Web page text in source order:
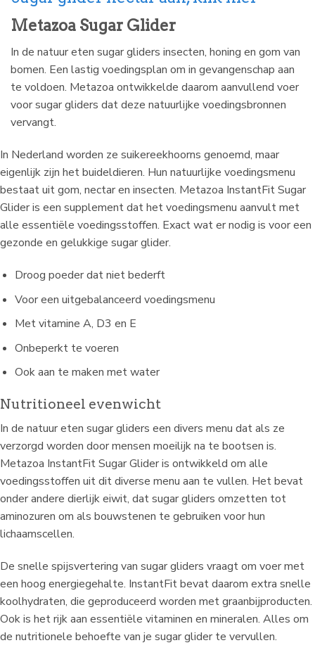
Metazoa Sugar Glider
In de natuur eten sugar gliders insecten, honing en gom van
bomen. Een lastig voedingsplan om in gevangenschap aan
te voldoen. Metazoa ontwikkelde daarom aanvullend voer
voor sugar gliders dat deze natuurlijke voedingsbronnen
vervangt.
In Nederland worden ze suikereekhoorns genoemd, maar
eigenlijk zijn het buideldieren. Hun natuurlijke voedingsmenu
bestaat uit gom, nectar en insecten. Metazoa InstantFit Sugar
Glider is een supplement dat het voedingsmenu aanvult met
alle essentiële voedingsstoffen. Exact wat er nodig is voor een
gezonde en gelukkige sugar glider.
Droog poeder dat niet bederft
Voor een uitgebalanceerd voedingsmenu
Met vitamine A, D3 en E
Onbeperkt te voeren
Ook aan te maken met water
Nutritioneel evenwicht
In de natuur eten sugar gliders een divers menu dat als ze
verzorgd worden door mensen moeilijk na te bootsen is.
Metazoa InstantFit Sugar Glider is ontwikkeld om alle
voedingsstoffen uit dit diverse menu aan te vullen. Het bevat
onder andere dierlijk eiwit, dat sugar gliders omzetten tot
aminozuren om als bouwstenen te gebruiken voor hun
lichaamscellen.
De snelle spijsvertering van sugar gliders vraagt om voer met
een hoog energiegehalte. InstantFit bevat daarom extra snelle
koolhydraten, die geproduceerd worden met graanbijproducten.
Ook is het rijk aan essentiële vitaminen en mineralen. Alles om
de nutritionele behoefte van je sugar glider te vervullen.